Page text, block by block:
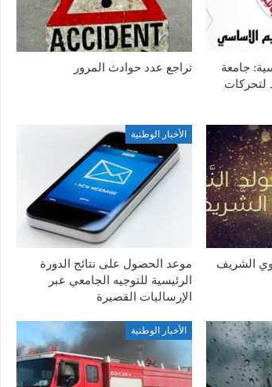
جامعة
لتحركات
تراجع عدد حوادث المرور
الشريف
الأخبار الوطنية
موعد الحصول على نتائج الدورة
الرئيسية للتوجيه الجامعي عبر
الإرساليات القصيرة
الأخبار الوطنية